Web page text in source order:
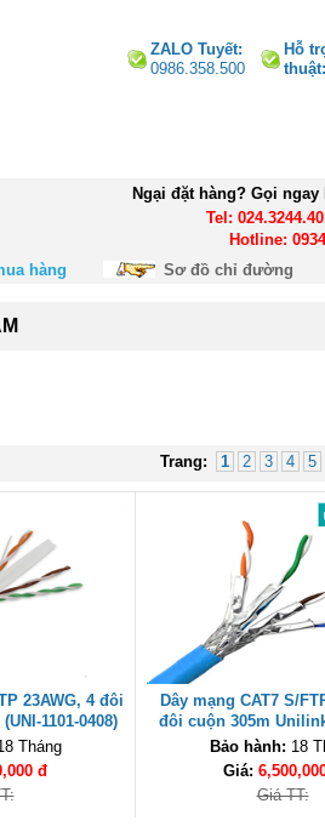
ZALO Tuyết:
0986.358.500
Hỗ
thuật:
Ngại đặt hàng? Gọi ngay
Tel:
Hotline:
hàng
Sơ đồ chỉ đường
Trang: 1 2 3 4 5
23AWG, 4 đôi
1101-0408)
Tháng
đ
Dây mạng CAT7 S/
đôi cuộn 305m
0407) cao
Bảo hành: 18
Giá:
Giá TT: